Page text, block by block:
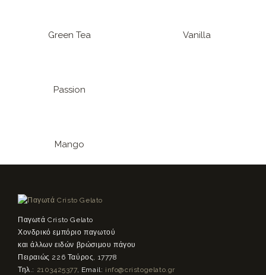
Green Tea Vanilla
Passion
Mango
Παγωτά Cristo Gelato
Χονδρικό εμπόριο παγωτού
και άλλων ειδών βρώσιμου πάγου
Πειραιώς 226 Ταύρος, 17778
Τηλ.: 2103425377, Email: info@cristogelato.gr